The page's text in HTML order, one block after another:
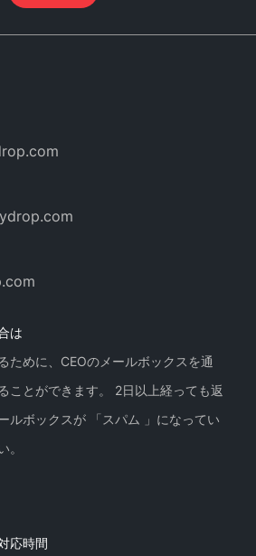
は
ために、CEOのメールボックスを通
ことができます。 2日以上経っても返
ルボックスが 「スパム 」になってい
。
応時間